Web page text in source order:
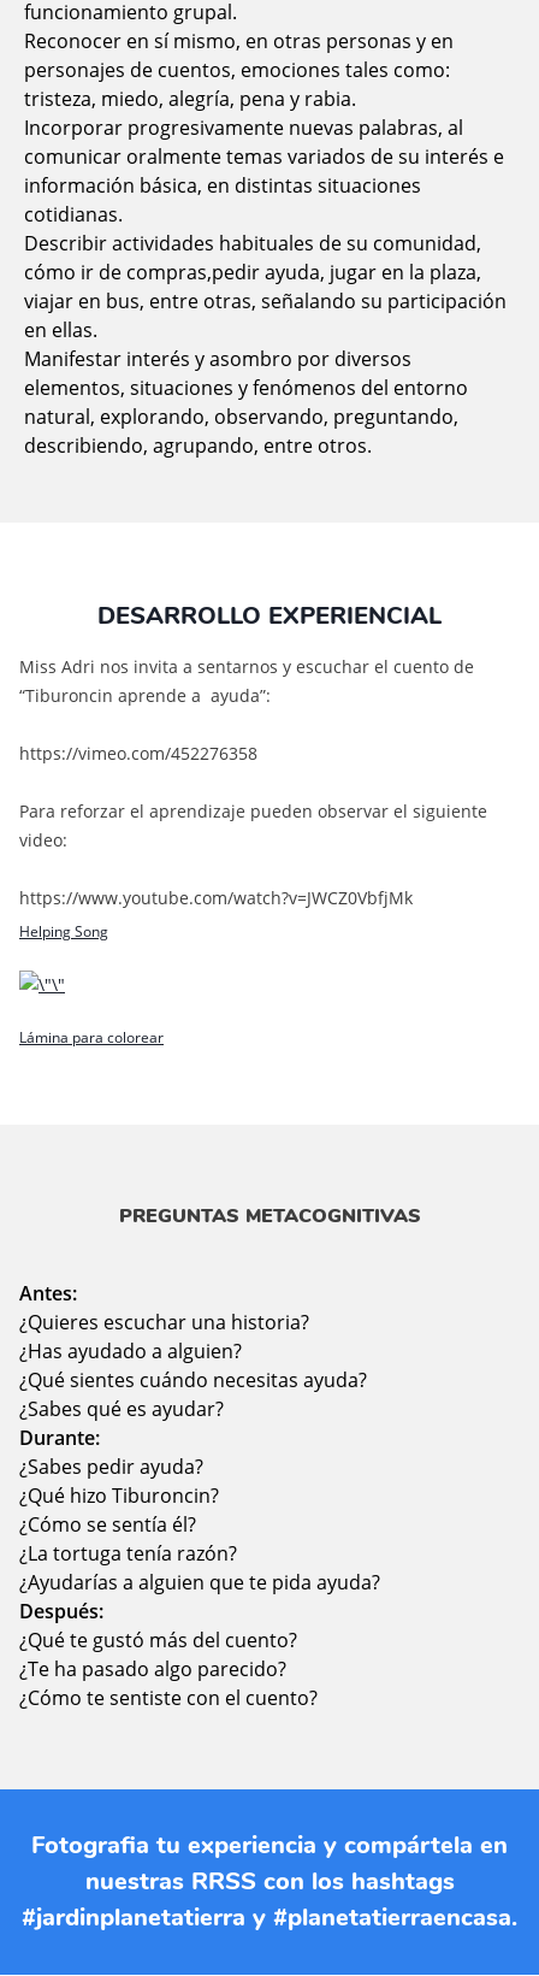
funcionamiento grupal.
Reconocer en sí mismo, en otras personas y en
personajes de cuentos, emociones tales como:
tristeza, miedo, alegría, pena y rabia.
Incorporar progresivamente nuevas palabras, al
comunicar oralmente temas variados de su interés e
información básica, en distintas situaciones
cotidianas.
Describir actividades habituales de su comunidad,
cómo ir de compras,pedir ayuda, jugar en la plaza,
viajar en bus, entre otras, señalando su participación
en ellas.
Manifestar interés y asombro por diversos
elementos, situaciones y fenómenos del entorno
natural, explorando, observando, preguntando,
describiendo, agrupando, entre otros.
DESARROLLO EXPERIENCIAL
Miss Adri nos invita a sentarnos y escuchar el cuento de
“Tiburoncin aprende a ayuda”:
https://vimeo.com/452276358
Para reforzar el aprendizaje pueden observar el siguiente
video:
https://www.youtube.com/watch?v=JWCZ0VbfjMk
Helping Song
Lámina para colorear
PREGUNTAS METACOGNITIVAS
Antes:
¿Quieres escuchar una historia?
¿Has ayudado a alguien?
¿Qué sientes cuándo necesitas ayuda?
¿Sabes qué es ayudar?
Durante:
¿Sabes pedir ayuda?
¿Qué hizo Tiburoncin?
¿Cómo se sentía él?
¿La tortuga tenía razón?
¿Ayudarías a alguien que te pida ayuda?
Después:
¿Qué te gustó más del cuento?
¿Te ha pasado algo parecido?
¿Cómo te sentiste con el cuento?
Fotografia tu experiencia y compártela en
nuestras RRSS con los hashtags
#jardinplanetatierra y #planetatierraencasa.